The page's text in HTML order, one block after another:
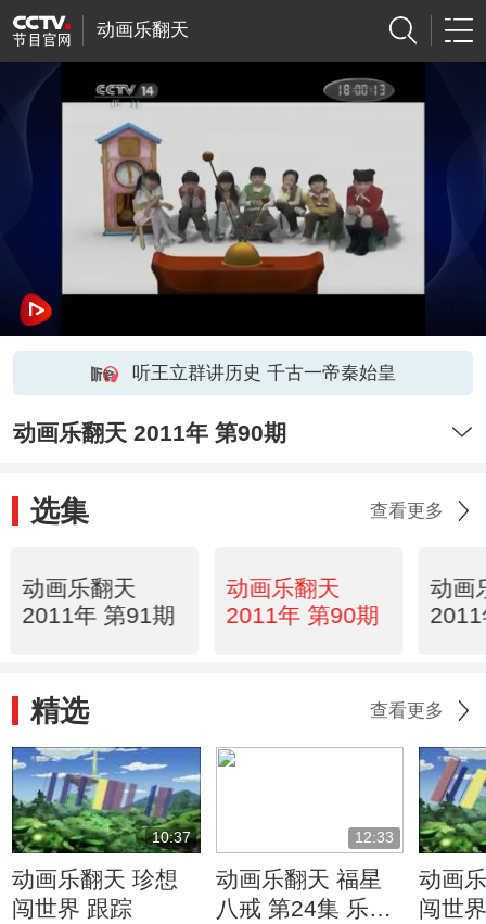
动画乐翻天
听王立群讲历史 千古一帝秦始皇
动画乐翻天 2011年 第90期
选集 查看更多
动画乐翻天
2011年 第91期
动画乐翻天
2011年 第90期
动画
精选 查看更多
10:37
动画乐翻天 珍想
闯世界 跟踪
12:33
动画乐翻天 福星
八戒 第24集 乐园
动画
闯世